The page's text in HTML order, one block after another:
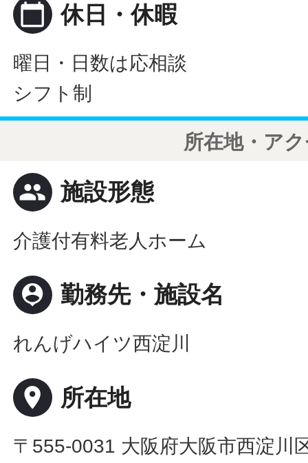
calendar_today 休日・休暇
曜日・日数は応相談
シフト制
所在地・ア
people 施設形態
介護付有料老人ホーム
person_pin 勤務先・施設名
れんげハイツ西淀川
place 所在地
〒555-0031 大阪府大阪市西淀川